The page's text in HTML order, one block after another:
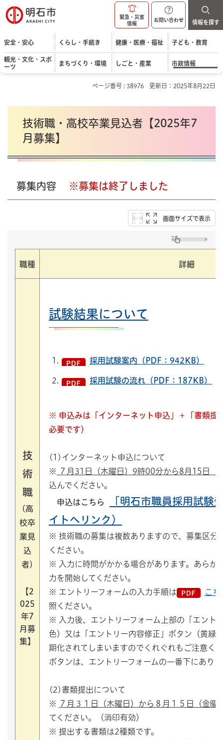
明石市
緊急・災害
情報
お問い合わせ 情報を探す
安全・安心 くらし・手続き 健康・医療・福祉 子ども・教育
観光・文化・スポ
ーツ
まちづくり・環境 しごと・産業 市政情報
ページ番号 : 38976 更新日：2025年8月22日
技術職・高校卒業見込者【2025年7
月募集】
募集内容 ※募集は終了しました
画面サイズで表示
職種 詳細
技
術
職
(高
校卒
業見
込
者)
【2
025
年7
月募
集】
試験結果について
採用試験案内（PDF：942KB）
採用試験の流れ（PDF：187KB）
※ 申込みは「インターネット申込」＋「書類提
必要です）
(1)インターネット申込について
※
７月31日（木曜日）9時00分から8月15日（
込んでください。
申込はこちら
「明石市職員採用試験
イトへリンク）
※ 技術職の募集は複数ありますので、募集区分
ください。
※ 入力に時間がかかる場合があります。あらか
力を開始してください。
※ エントリーフォームの入力手順は
こ
照ください。
※ 入力後、エントリーフォーム上部の「エント
色）又は「エントリー内容修正」ボタン（黄緑
期化されてしまいますのでくれぐれもご注意く
ボタンは、エントリーフォームの一番下にあり
(2)書類提出について
※
７月３１日（木曜日）から８月１５日（金曜
てください。（消印有効）
※ 提出する書類は2種類です。